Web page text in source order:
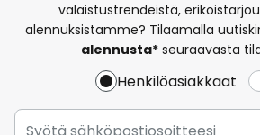
valaistustrendeistä,
alennuksistamme? Tilaamalla
alennusta*seuraavasta
Henkilöasiakkaat